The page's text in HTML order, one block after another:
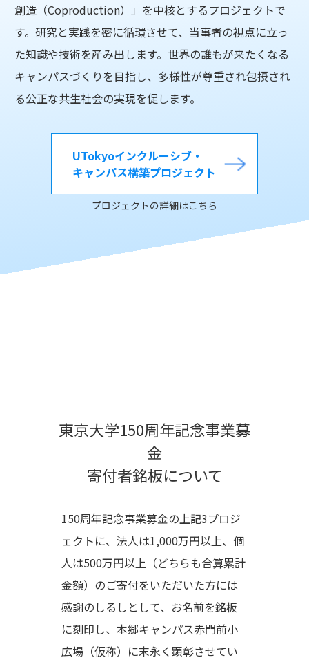
創造（Coproduction）」を中核とするプロジェクトで
す。研究と実践を密に循環させて、当事者の視点に立っ
た知識や技術を産み出します。世界の誰もが来たくなる
キャンパスづくりを目指し、多様性が尊重され包摂され
る公正な共生社会の実現を促します。
UTokyoインクルーシブ・
キャンパス構築プロジェクト
プロジェクトの詳細はこちら
東京大学150周年記念事業募
金
寄付者銘板について
150周年記念事業募金の上記3プロジ
ェクトに、法人は1,000万円以上、個
人は500万円以上（どちらも合算累計
金額）のご寄付をいただいた方には
感謝のしるしとして、お名前を銘板
に刻印し、本郷キャンパス赤門前小
広場（仮称）に末永く顕彰させてい